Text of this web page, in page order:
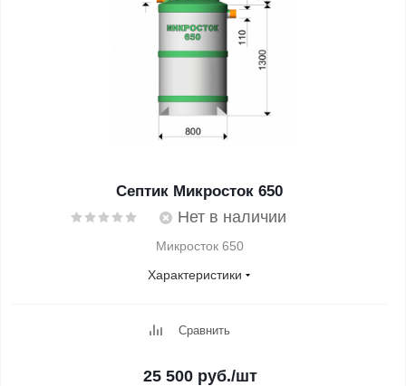
Септик Микросток 650
Нет в наличии
Микросток 650
Характеристики
Сравнить
25 500руб./шт